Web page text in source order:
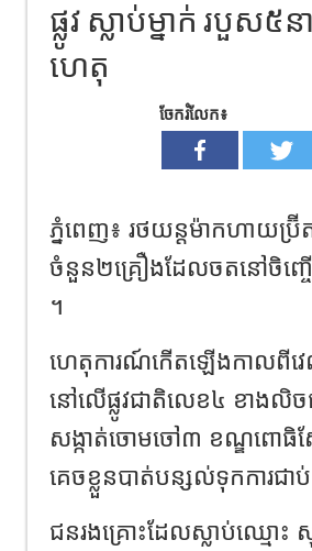
ផ្លូវ ស្លាប់ម្នាក់ របួស
ហេតុ
ចែករំលែក៖
ភ្នំពេញ៖ រថយន្តម៉ាកហាយប្
ចំនួន២គ្រឿងដែលចតនៅចិញ្ចើ
។
ហេតុការណ៍កើតឡើងកាលពីវេ
នៅលើផ្លូវជាតិលេខ៤ ខាងលិ
សង្កាត់ចោមចៅ៣ ខណ្ឌពោធិស
គេចខ្លួនបាត់បន្សល់ទុកការជា
ជនរងគ្រោះដែលស្លាប់ឈ្មោ